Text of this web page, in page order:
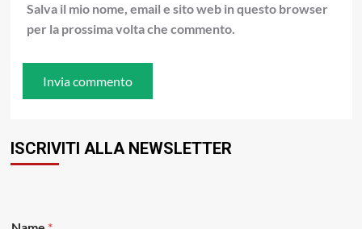
Salva il mio nome, email e sito web in questo browser
per la prossima volta che commento.
ISCRIVITI ALLA NEWSLETTER